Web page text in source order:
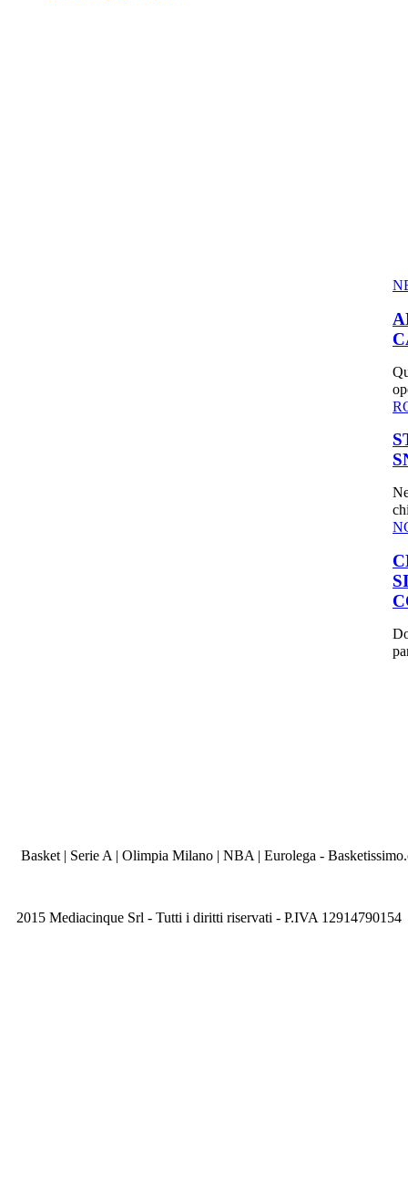
Basket | Serie A | Olimpia Milano | NBA | Eurolega -
2015 Mediacinque Srl - Tutti i diritti riservati - P.IVA 12914790154